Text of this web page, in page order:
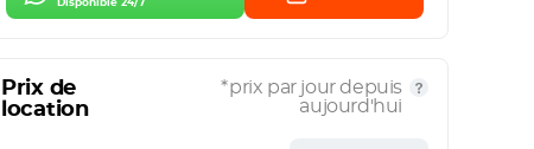
Disponible 24/7
Prix de
location
*prix par jour depuis
aujourd'hui